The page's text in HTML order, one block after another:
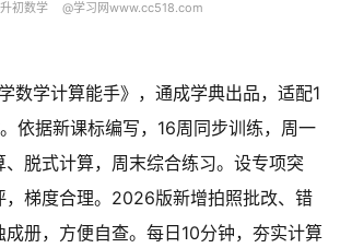
初数学 @学习网www.cc518.com
数学计算能手》，通成学典出品，适配1
依据新课标编写，16周同步训练，周一
、脱式计算，周末综合练习。设专项突
，梯度合理。2026版新增拍照批改、错
册，方便自查。每日10分钟，夯实计算